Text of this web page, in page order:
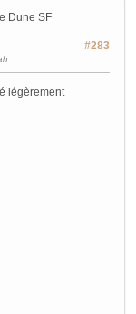
Dune SF
#283
légèrement